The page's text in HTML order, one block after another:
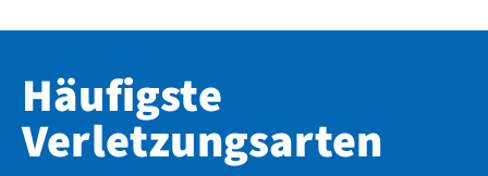
Häufigste
Verletzungsarten